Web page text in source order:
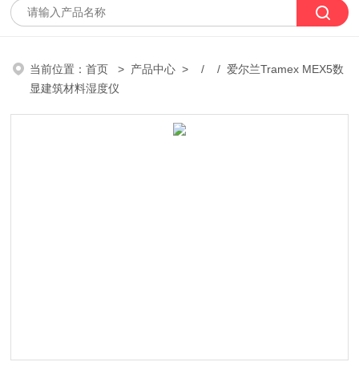
当前位置：首页 > 产品中心 > / / 爱尔兰Tramex MEX5数
显建筑材料湿度仪